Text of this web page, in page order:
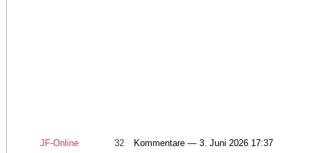
JF-Online 32 Kommentare — 3. Juni 2026 17:37